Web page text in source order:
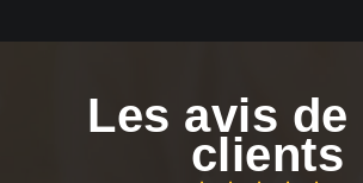
Les avis de
clients